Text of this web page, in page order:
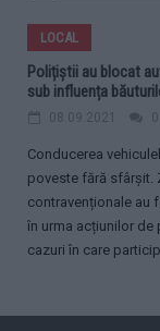
LOCAL
Polițiștii au blocat
sub influența
08.09.2021 0
Conducerea
poveste fără sfârșit.
contravenționale au
în urma acțiunilor de
cazuri în care